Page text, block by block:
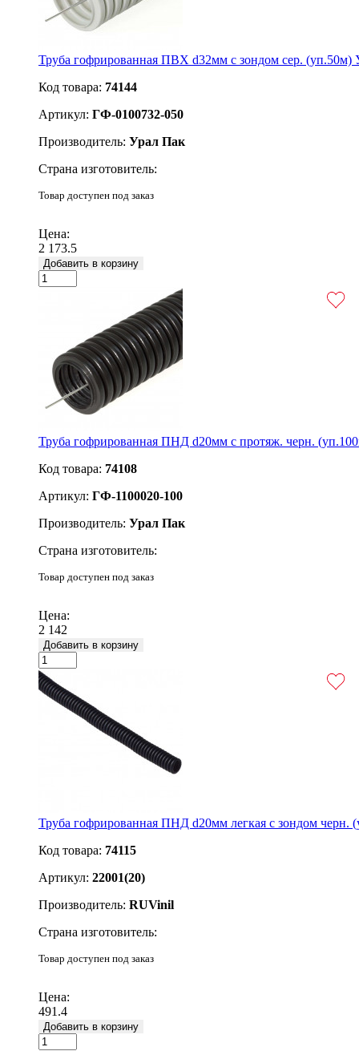
Труба гофрированная ПВХ d32мм с зондом сер. (уп.50м)
Код товара: 74144
Артикул: ГФ-0100732-050
Производитель: Урал Пак
Страна изготовитель:
Товар доступен под заказ
Цена:
2 173.5
Добавить в корзину
Труба гофрированная ПНД d20мм с протяж. черн.
Код товара: 74108
Артикул: ГФ-1100020-100
Производитель: Урал Пак
Страна изготовитель:
Товар доступен под заказ
Цена:
2 142
Добавить в корзину
Труба гофрированная ПНД d20мм легкая с зондом черн.
Код товара: 74115
Артикул: 22001(20)
Производитель: RUVinil
Страна изготовитель:
Товар доступен под заказ
Цена:
491.4
Добавить в корзину